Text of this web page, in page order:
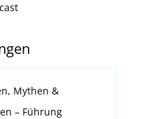
Mythen &
– Führung